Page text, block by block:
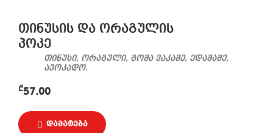
თინუსის და ორაგულის
პოკე
თინუსი, ორაგული, გომა ვაკამე, ედამამე,
ავოკადო.
₾57.00